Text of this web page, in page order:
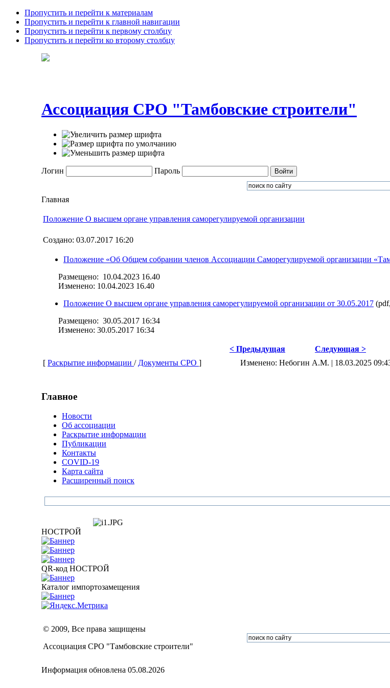
Пропустить и перейти к материалам
Пропустить и перейти к главной навигации
Пропустить и перейти к первому столбцу
Пропустить и перейти ко второму столбцу
Ассоциация СРО "Тамбовские строители"
Логин Пароль
Главная
Положение О высшем органе управления саморегулируемой организации
Создано: 03.07.2017 16:20
Положение «Об Общем собрании членов Ассоциации Саморегулируемой организации
Размещено: 10.04.2023 16.40
Изменено: 10.04.2023 16.40
Положение О высшем органе управления саморегулируемой организации от 30.05.2017
Размещено: 30.05.2017 16:34
Изменено: 30.05.2017 16:34
< Предыдущая
Следующая >
[ Раскрытие информации/ Документы СРО] Изменено: Небогин А.М. | 18.03.2025
Главное
Новости
Об ассоциации
Раскрытие информации
Публикации
Контакты
COVID-19
Карта сайта
Расширенный поиск
НОСТРОЙ
QR-код НОСТРОЙ
Каталог импортозамещения
© 2009, Все права защищены
Ассоциация СРО "Тамбовские строители"
Информация обновлена 05.08.2026